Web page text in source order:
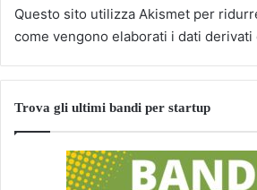
Questo sito utilizza Akismet per
come vengono elaborati i dati derivati
Trova gli ultimi bandi per startup